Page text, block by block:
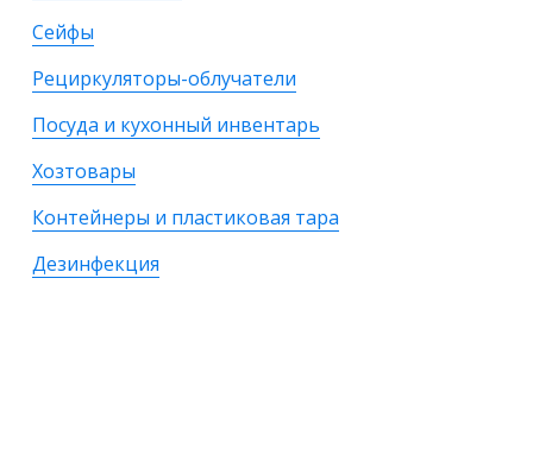
Сейфы
Рециркуляторы-облучатели
Посуда и кухонный инвентарь
Хозтовары
Контейнеры и пластиковая тара
Дезинфекция